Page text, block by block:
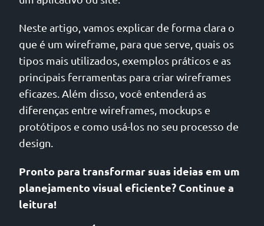
Neste artigo, vamos explicar de forma clara o
que é um wireframe, para que serve, quais os
tipos mais utilizados, exemplos práticos e as
principais ferramentas para criar wireframes
eficazes. Além disso, você entenderá as
diferenças entre wireframes, mockups e
protótipos e como usá-los no seu processo de
design.
Pronto para transformar suas ideias em um
planejamento visual eficiente? Continue a
leitura!